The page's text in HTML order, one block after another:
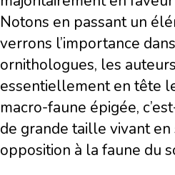
Notons en passant un
verrons l’importance
ornithologues, les
essentiellement en tête
macro-faune épigée,
de grande taille vivant
opposition à la faune du